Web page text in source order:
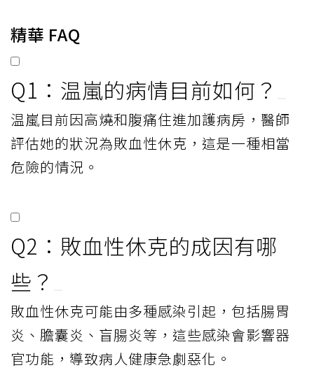
精華 FAQ
Q1：温嵐的病情目前如何？
温嵐目前因高燒和腹痛住進加護病房，醫師
評估她的狀況為敗血性休克，這是一種相當
危險的情況。
Q2：敗血性休克的成因有哪
些？
敗血性休克可能由多種感染引起，包括腸胃
炎、膽囊炎、盲腸炎等，這些感染會影響器
官功能，導致病人健康急劇惡化。